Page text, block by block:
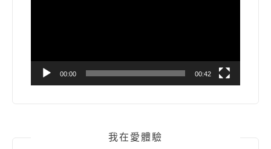
00:00 00:42
我在愛體驗